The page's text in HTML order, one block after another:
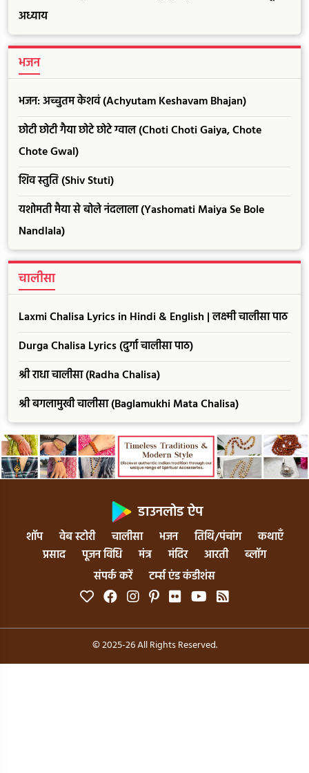
अध्याय
भजन
भजन: अच्चुतम केशवं (Achyutam Keshavam Bhajan)
छोटी छोटी गैया छोटे छोटे ग्वाल (Choti Choti Gaiya, Chote
Chote Gwal)
शिव स्तुति (Shiv Stuti)
यशोमती मैया से बोले नंदलाला (Yashomati Maiya Se Bole
Nandlala)
चालीसा
Laxmi Chalisa Lyrics in Hindi & English | लक्ष्मी चालीसा पाठ
Durga Chalisa Lyrics (दुर्गा चालीसा पाठ)
श्री राधा चालीसा (Radha Chalisa)
श्री बगलामुखी चालीसा (Baglamukhi Mata Chalisa)
डाउनलोड ऐप
शॉप वेब स्टोरी चालीसा भजन तिथि/पंचांग
कथाएँ
प्रसाद
पूजन विधि मंत्र मंदिर आरती
ब्लॉग
संपर्क करें
टर्म्स एंड कंडीशंस
© 2025-26 All Rights Reserved.